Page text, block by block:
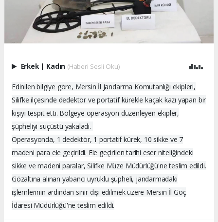
Erkek Kadın (Haberi Sesli Oku)
Edinilen bilgiye göre, Mersin İl Jandarma Komutanlığı ekipleri,
Silifke ilçesinde dedektör ve portatif kürekle kaçak kazı yapan bir
kişiyi tespit etti. Bölgeye operasyon düzenleyen ekipler,
şüpheliyi suçüstü yakaladı.
Operasyonda, 1 dedektör, 1 portatif kürek, 10 sikke ve 7
madeni para ele geçirildi. Ele geçirilen tarihi eser niteliğindeki
sikke ve madeni paralar, Silifke Müze Müdürlüğü'ne teslim edildi.
Gözaltına alınan yabancı uyruklu şüpheli, jandarmadaki
işlemlerinin ardından sınır dışı edilmek üzere Mersin İl Göç
İdaresi Müdürlüğü'ne teslim edildi.